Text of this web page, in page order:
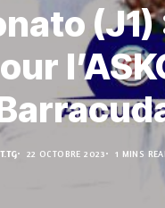
22 OCTOBRE 2023 1 MINS